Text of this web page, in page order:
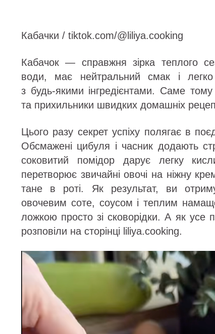
Кабачки / tiktok.com/@liliya.cooking
Кабачок — справжня зірка теплого
води, має нейтральний смак і легко
з будь-якими інгредієнтами. Саме
та прихильники швидких домашніх
Цього разу секрет успіху полягає в
Обсмажені цибуля і часник додають
соковитий помідор дарує легку
перетворює звичайні овочі на ніжну
тане в роті. Як результат, ви
овочевим соте, соусом і теплим
ложкою просто зі сковорідки. А як усе
розповіли на сторінці liliya.cooking.